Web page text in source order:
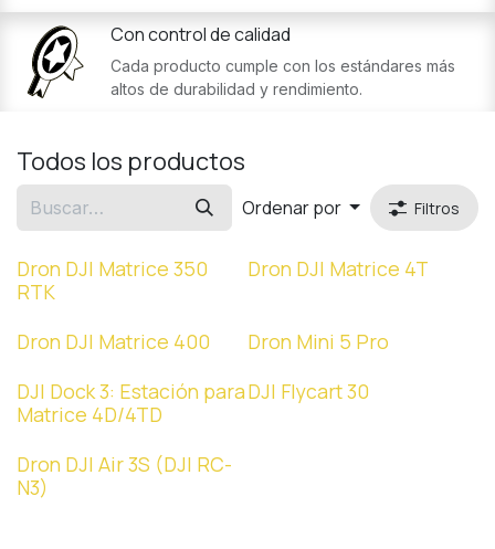
Con control de calidad
Cada producto cumple con los estándares más
altos de durabilidad y rendimiento.
Todos los productos
Ordenar por Filtros
Dron DJI Matrice 350
RTK
Dron DJI Matrice 4T
Dron DJI Matrice 400 Venta
Dron Mini 5 Pro
¡Nuevo!
DJI Dock 3: Estación para
Matrice 4D/4TD
DJI Flycart 30
Dron DJI Air 3S (DJI RC-
N3)